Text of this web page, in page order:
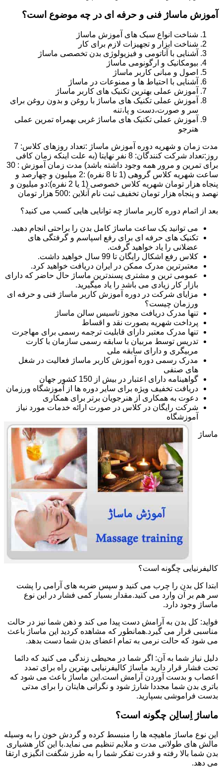
آموزش ماساژ فنی و حرفه ای در چه موضوع است؟
شناخت انواع سبک های آموزش ماساژ
شناخت ابزار و تجهیزات لازم برای کار
آشنایی با آناتومی و فیزیولوژی بدن تخصصی ماساژ
بیومکانیک و ارگونومی ماساژ
اصول و مبانی کاربر ماساژ
آشنایی با احتیاط ها و ممنوعات در ماساژ
آموزش عملی بهترین تکنیک های کاربر ماساژ
آموزش عملی تکنیک های ماساژ با روغن و بدون روغن برای
سر و صورت،دست و پا،تنه
آموزش عملی تکنیک های ماساژ غربی بهمراه تمرین عملی
هنرجو
مدت زمان و شهریه دوره آموزش ماساژ :تعداد روزهای کلاس: 7
روز:تعداد شرکت کنندگان: 8 نفر نهایتا (به علت اینکه زمان کافی
برای تمرین و مرور همه وجود داشته باشد) مدت زمان آموزش : 30
ساعت شهریه کلاس گروهی (1 تا 8 نفره) :2 میلیون و چهارصد و
پنجاه هزار تومان شهریه کلاس خصوصی (1 یا 2 نفره):دو میلیون و
نهصد و پنجاه هزار تومان تخفیف ثبت نام آنلاین :500 هزار تومان
بعد از اتمام دوره کاربر ماساژ چه توانایی هایی کسب می کنید؟
می توانید یک ساعت ماساژ کامل بدن را براحتی انجام دهید.
تکنیک های حرفه ای برای رفع اسپاسم و گرفتگی های
عضلانی را یاد خواهید گرفت.
کلاس رفع اشکال رایگان تا 99 سال خواهید داشت.
معتبرترین مدرک ممکن در ایران دریافت خواهید کرد.
عمومی ترین و مشتری پسندترین ماساژ حال حاضر که دارای
بازار کار زیادی می باشد را یاد میگیرید.
مزایای شرکت در دوره آموزش کاربر ماساژ فنی و حرفه ای
ورزمان چیست؟
تنها مدرک دریافت مجوز تاسیس سالن ماساژ
پرداخت شهریه بصورت نقد و اقساط
تنها مدرک معتبر دارای قابلیت ترجمه رسمی برای مهاجرت
تدریس توسط مربیان با سابقه رسمی سازمان با کارت
مربیگری و دارای سابقه ملی
مدرک رسمی دوره آموزش کاربر ماساژ فعالیت در شغل
های صنفی
گواهینامه دارای اعتبار در بیش از 150 کشور جهان
دریافت تخفیف ویژه برای سایر دوره ها از آموزشگاه ورزمان
دعوت به همکاری از هنرجویان برتر برای همکاری
شرکت رایگان در کلاس در صورت ارائه خدمات مورد نیاز
آموزشگاه
ماساژ
کالیفرنیایی چگونه است؟
ابتدا کل بدن را چرب می کنید و سپس ضربه های آرامی را پشت
سر هم بر آن وارد می کنید.مقدار بسیار کمی فشار در این نوع
ماساژ وجود دارد.
فواید: کل بدن به آرامش دست پیدا می کند و ذهن شما نیز در حالت
مناسبی قرار می گیرد.همانطور که مشاهده کردید این ماساژ باعث
می شود که حالت نرمی به تمام اعضای بدن شما دست بدهد.
دلیل نیاز شما به آن: اگر شما در محیطی زندگی می کنید که دائما
تحت فشار قرار دارید ماساژ کالیفرنیایی بهترین راه برای تمدد
اعصاب و بدست آوردن آرامش است.این ماساژ باعث می شود که
باتری بدن شما مجددا شارژ شود و نگرانی هایتان را برای مدتی
بدست فراموشی بسپارید.
ماساژ اِسالِن چگونه است؟
این نوع ماساژ ماهیچه ها را منبسط کرده و گردش خون را به وسیله
مالش های طولانی مدت و ملایم تنظیم می نماید.با این کار هشیاری
بدن شما بالا رفته و قدرت تفکر شما را به طرز شگفت انگیزی ارتقا
می دهد.